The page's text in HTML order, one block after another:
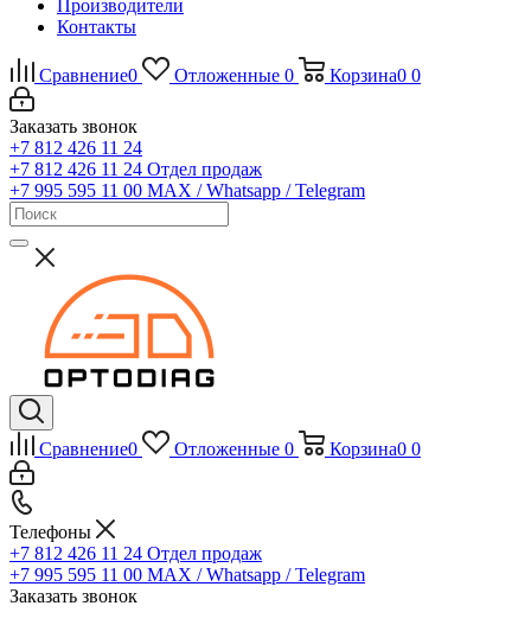
Производители
Контакты
Сравнение0 Отложенные 0 Корзина0 0
Заказать звонок
+7 812 426 11 24
+7 812 426 11 24 Отдел продаж
+7 995 595 11 00 MAX / Whatsapp / Telegram
Сравнение0 Отложенные 0 Корзина0 0
Телефоны
+7 812 426 11 24 Отдел продаж
+7 995 595 11 00 MAX / Whatsapp / Telegram
Заказать звонок